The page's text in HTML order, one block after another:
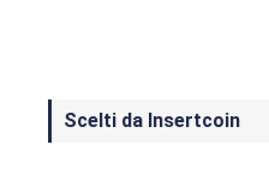
Scelti da Insertcoin